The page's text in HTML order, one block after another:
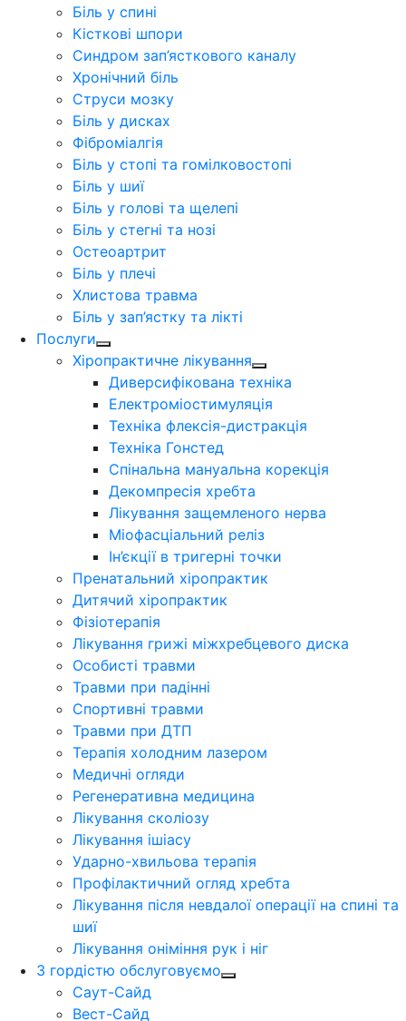
Біль у спині
Кісткові шпори
Синдром зап’ясткового каналу
Хронічний біль
Струси мозку
Біль у дисках
Фіброміалгія
Біль у стопі та гомілковостопі
Біль у шиї
Біль у голові та щелепі
Біль у стегні та нозі
Остеоартрит
Біль у плечі
Хлистова травма
Біль у зап’ястку та лікті
Послуги
Хіропрактичне лікування
Диверсифікована техніка
Електроміостимуляція
Техніка флексія-дистракція
Техніка Гонстед
Спінальна мануальна корекція
Декомпресія хребта
Лікування защемленого нерва
Міофасціальний реліз
Ін’єкції в тригерні точки
Пренатальний хіропрактик
Дитячий хіропрактик
Фізіотерапія
Лікування грижі міжхребцевого диска
Особисті травми
Травми при падінні
Спортивні травми
Травми при ДТП
Терапія холодним лазером
Медичні огляди
Регенеративна медицина
Лікування сколіозу
Лікування ішіасу
Ударно-хвильова терапія
Профілактичний огляд хребта
Лікування після невдалої операції на спині та
шиї
Лікування оніміння рук і ніг
З гордістю обслуговуємо
Саут-Сайд
Вест-Сайд